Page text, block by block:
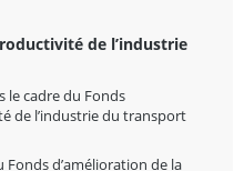
de l’industrie
le cadre du Fonds
de l’industrie du transport
d’amélioration de la